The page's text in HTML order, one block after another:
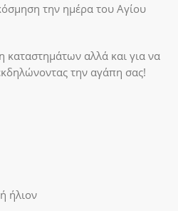
την ημέρα του Αγίου
καταστημάτων αλλά και για να
την αγάπη σας!
ήλιον